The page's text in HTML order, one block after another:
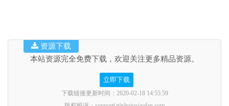
本站资源完全免费下载，欢迎关注更多精品资源。
立即下载
下载链接更新时间：2020-02-18 14:55:59
资源下载